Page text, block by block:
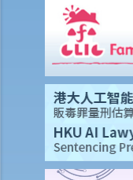
侵犯版权及允许的作为
A. 在这些模拟个案内，
1. 我借了一本书，而书
些内容之那几页书，我
2. 我是一名店东，我买
只CD光碟，我会侵犯版权
3. 我买了一只正版电影
只电影光碟，我有侵犯版